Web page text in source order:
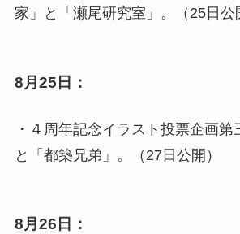
家」と「瀬尾研究室」。（25日公
8月25日：
・４周年記念イラスト投票企画第
と「都築兄弟」。（27日公開）
8月26日：